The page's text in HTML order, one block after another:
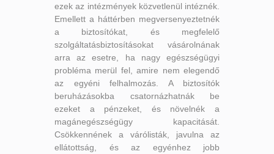
ezek az intézmények közvetlenül intéznék.
Emellett a háttérben megversenyeztetnék
a biztosítókat, és megfelelő
szolgáltatásbiztosításokat vásárolnának
arra az esetre, ha nagy egészségügyi
probléma merül fel, amire nem elegendő
az egyéni felhalmozás. A biztosítók
beruházásokba csatornázhatnák be
ezeket a pénzeket, és növelnék a
magánegészségügy kapacitását.
Csökkennének a várólisták, javulna az
ellátottság, és az egyénhez jobb